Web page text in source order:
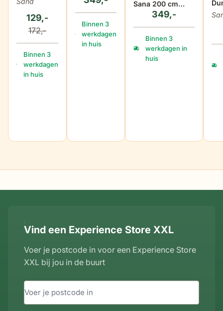
129,-
172,-
Binnen 3
werkdagen
in huis
Binnen 3
werkdagen
in huis
Sana 200 cm
rond creme
349,-
Binnen 3
werkdagen in
huis
45
Vind een Experience Store XXL
Voer je postcode in voor een Experience Store
XXL bij jou in de buurt